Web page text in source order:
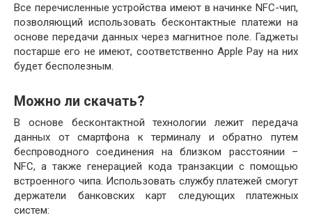
Все перечисленные устройства имеют в начинке NFC-чип,
позволяющий использовать бесконтактные платежи на
основе передачи данных через магнитное поле. Гаджеты
постарше его не имеют, соответственно Apple Pay на них
будет бесполезным.
Можно ли скачать?
В основе бесконтактной технологии лежит передача
данных от смартфона к терминалу и обратно путем
беспроводного соединения на близком расстоянии –
NFC, а также генерацией кода транзакции с помощью
встроенного чипа. Использовать службу платежей смогут
держатели банковских карт следующих платежных
систем: